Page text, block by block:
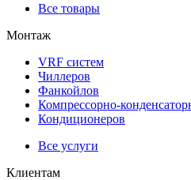
Все товары
Монтаж
VRF систем
Чиллеров
Фанкойлов
Компрессорно-
Кондиционеров
Все услуги
Клиентам